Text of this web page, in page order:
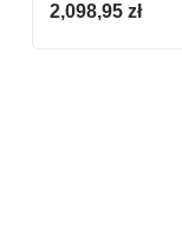
2,098,95 zł